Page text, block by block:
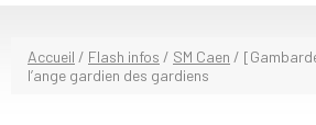
Accueil / Flash infos / SM Caen /
l’ange gardien des gardiens